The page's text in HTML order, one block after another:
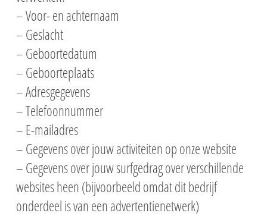
– Voor- en achternaam
– Geslacht
– Geboortedatum
– Geboorteplaats
– Adresgegevens
– Telefoonnummer
– E-mailadres
– Gegevens over jouw activiteiten op onze website
– Gegevens over jouw surfgedrag over verschillende
websites heen (bijvoorbeeld omdat dit bedrijf
onderdeel is van een advertentienetwerk)